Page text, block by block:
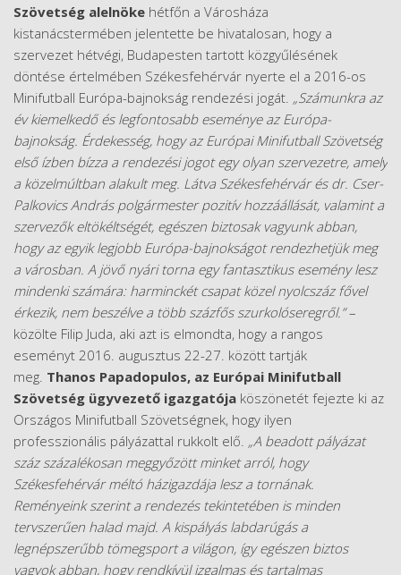
Szövetség alelnöke hétfőn a Városháza
kistanácstermében jelentette be hivatalosan, hogy a
szervezet hétvégi, Budapesten tartott közgyűlésének
döntése értelmében Székesfehérvár nyerte el a 2016-os
Minifutball Európa-bajnokság rendezési jogát. „Számunkra az
év kiemelkedő és legfontosabb eseménye az Európa-
bajnokság. Érdekesség, hogy az Európai Minifutball Szövetség
első ízben bízza a rendezési jogot egy olyan szervezetre, amely
a közelmúltban alakult meg. Látva Székesfehérvár és dr. Cser-
Palkovics András polgármester pozitív hozzáállását, valamint a
szervezők eltökéltségét, egészen biztosak vagyunk abban,
hogy az egyik legjobb Európa-bajnokságot rendezhetjük meg
a városban. A jövő nyári torna egy fantasztikus esemény lesz
mindenki számára: harminckét csapat közel nyolcszáz fővel
érkezik, nem beszélve a több százfős szurkolóseregről.”–
közölte Filip Juda, aki azt is elmondta, hogy a rangos
eseményt 2016. augusztus 22-27. között tartják
meg. Thanos Papadopulos, az Európai Minifutball
Szövetség ügyvezető igazgatója köszönetét fejezte ki az
Országos Minifutball Szövetségnek, hogy ilyen
professzionális pályázattal rukkolt elő. „A beadott pályázat
száz százalékosan meggyőzött minket arról, hogy
Székesfehérvár méltó házigazdája lesz a tornának.
Reményeink szerint a rendezés tekintetében is minden
tervszerűen halad majd. A kispályás labdarúgás a
legnépszerűbb tömegsport a világon, így egészen biztos
vagyok abban, hogy rendkívül izgalmas és tartalmas